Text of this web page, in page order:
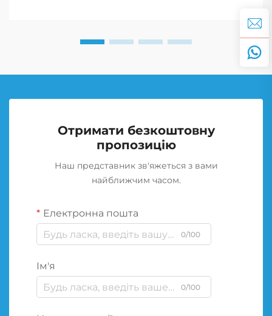
Отримати безкоштовну
пропозицію
Наш представник зв'яжеться з вами
найближчим часом.
Електронна пошта
0/100
Ім'я
0/100